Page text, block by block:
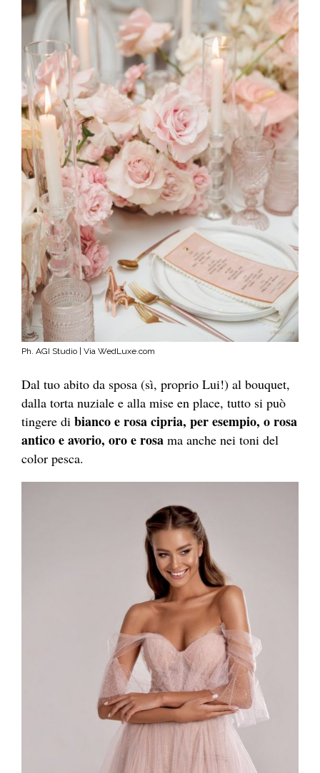
Ph. AGI Studio | Via WedLuxe.com
Dal tuo abito da sposa (sì, proprio Lui!) al bouquet,
dalla torta nuziale e alla mise en place, tutto si può
tingere di bianco e rosa cipria, per esempio, o rosa
antico e avorio, oro e rosa ma anche nei toni del
color pesca.